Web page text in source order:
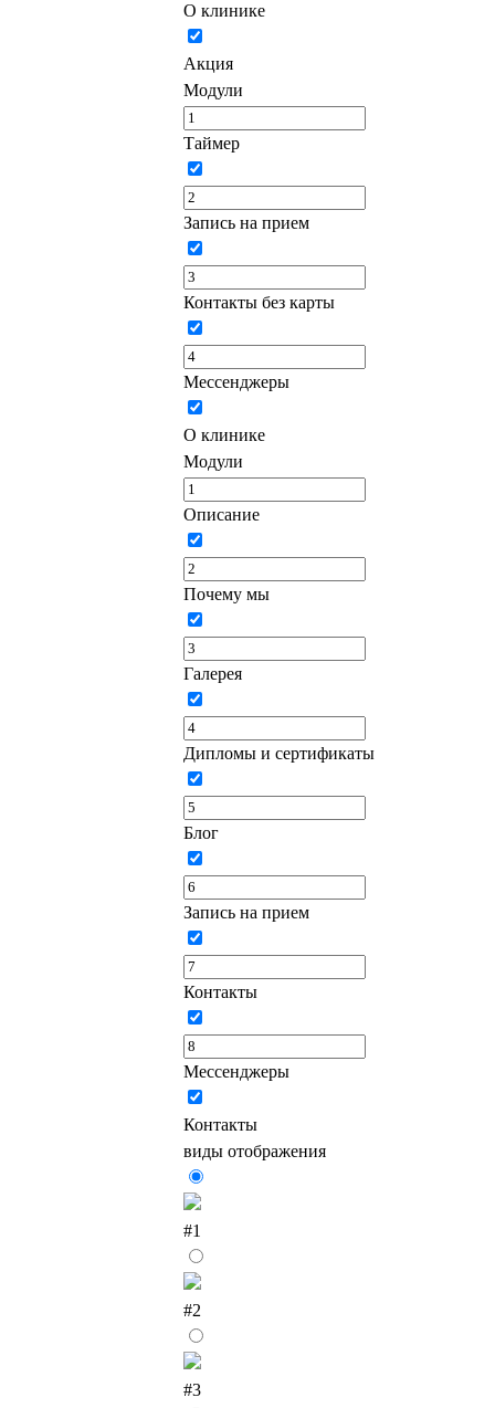
О клинике
Акция
Модули
Таймер
Запись на прием
Контакты без карты
Мессенджеры
О клинике
Модули
Описание
Почему мы
Галерея
Дипломы и сертификаты
Блог
Запись на прием
Контакты
Мессенджеры
Контакты
виды отображения
#1
#2
#3